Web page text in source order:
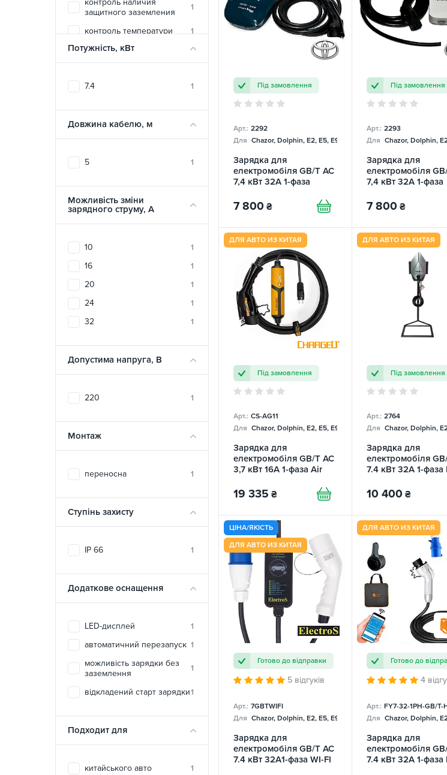
контроль наличия
защитного заземления
1
контроль температури 1
вогнестійкий матеріал
печатной платы
1
1
Потужність, кВт
7.4 1
Довжина кабелю, м
5 1
Можливість зміни
зарядного струму, A
10 1
16 1
20 1
24 1
32 1
Допустима напруга, В
220 1
Монтаж
переносна 1
Ступінь захисту
IP 66 1
Додаткове оснащення
LED-дисплей 1
автоматичний перезапуск 1
можливість зарядки без
заземлення
1
відкладений старт зарядки1
Подходит для
китайського авто 1
Під замовлення
Арт.: 2292
Для Chazor, Dolphin, E2, E5, E9, Mercedes
Зарядка для
електромобіля GB/T AC
7,4 кВт 32А 1-фаза
7 800 ₴
Під замовлення
Арт.: 2293
Для Chazor, Dolphin,
Зарядка для
електромобіля
7,4 кВт 32А 1-фаза
7 800 ₴
ДЛЯ АВТО ИЗ КИТАЯ
Під замовлення
Арт.: CS-AG11
Для Chazor, Dolphin, E2, E5, E9, Mercedes
Зарядка для
електромобіля GB/T AC
3,7 кВт 16А 1-фаза Air
19 335 ₴
ДЛЯ АВТО ИЗ КИТАЯ
Під замовлення
Арт.: 2764
Для Chazor, Dolphin,
Зарядка для
електромобіля
7.4 кВт 32А 1-фаза
10 400 ₴
ЦІНА/ЯКІСТЬ
ДЛЯ АВТО ИЗ КИТАЯ
Готово до відправки
5 відгуків
Арт.: 7GBTWIFI
Для Chazor, Dolphin, E2, E5, E9, Mercedes
Зарядка для
електромобіля GB/T AC
7.4 кВт 32A1-фаза WI-FI
ДЛЯ АВТО ИЗ КИТАЯ
Готово до
4
Арт.: FY7-32-1PH-GB/T-
Для Chazor, Dolphin,
Зарядка для
електромобіля
7.4 кВт 32А 1-фаза